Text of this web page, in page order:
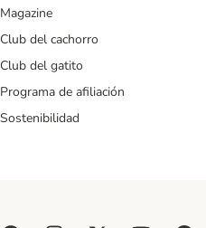
Magazine
Club del cachorro
Club del gatito
Programa de afiliación
Sostenibilidad